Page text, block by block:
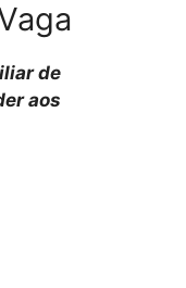
de
aos